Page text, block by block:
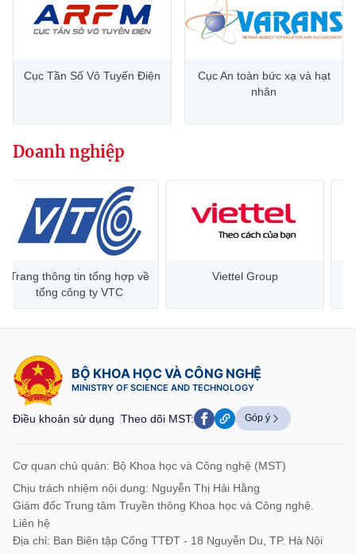
Cục Tần Số Vô Tuyến Điện
Cục An toàn bức xạ và hạt
nhân
Doanh nghiệp
Trang thông tin tổng hợp về
tổng công ty VTC
Viettel Group
BỘ KHOA HỌC VÀ CÔNG NGHỆ
MINISTRY OF SCIENCE AND TECHNOLOGY
Điều khoản sử dụng Theo dõi MST: Góp ý
Cơ quan chủ quản: Bộ Khoa học và Công nghệ (MST)
Chịu trách nhiệm nội dung: Nguyễn Thị Hải Hằng
Giám đốc Trung tâm Truyền thông Khoa học và Công nghệ.
Liên hệ
Địa chỉ: Ban Biên tập Cổng TTĐT - 18 Nguyễn Du, TP. Hà Nội